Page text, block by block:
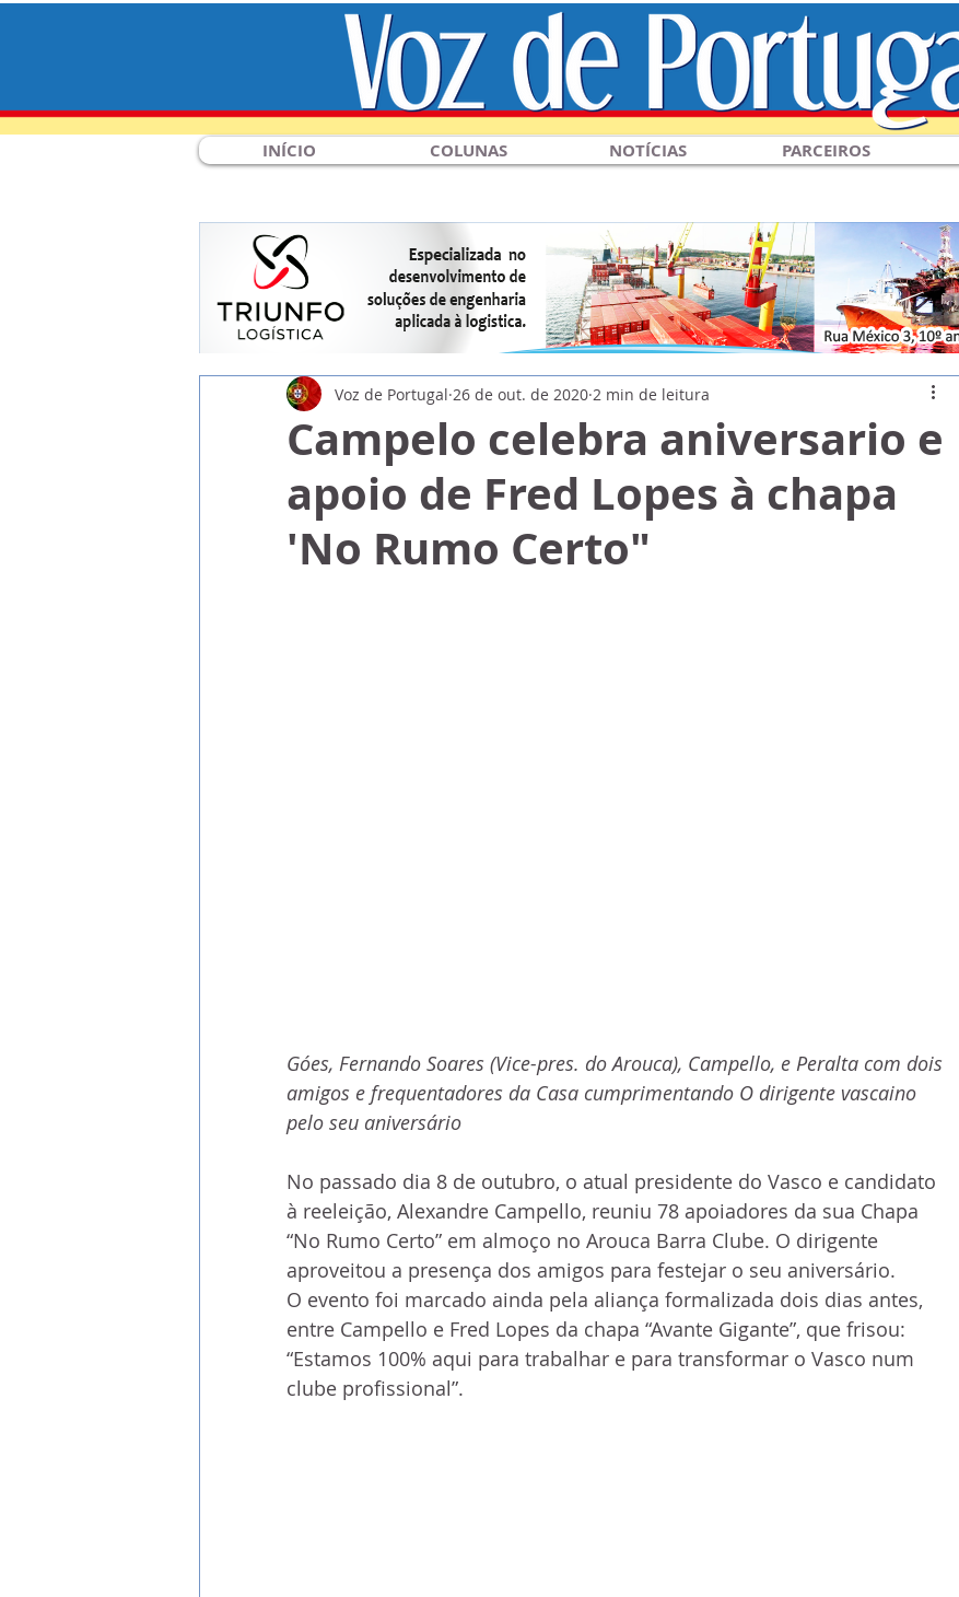
INÍCIO COLUNAS NOTÍCIAS PARCEIROS
Campelo celebra aniversario e
apoio de Fred Lopes à chapa
'No Rumo Certo"
Voz de Portugal 26 de out. de 2020 2 min de leitura
Góes, Fernando Soares (Vice-pres. do Arouca), Campello, e Peralta com dois
amigos e frequentadores da Casa cumprimentando O dirigente vascaino
pelo seu aniversário
No passado dia 8 de outubro, o atual presidente do Vasco e candidato
à reeleição, Alexandre Campello, reuniu 78 apoiadores da sua Chapa
“No Rumo Certo” em almoço no Arouca Barra Clube. O dirigente
aproveitou a presença dos amigos para festejar o seu aniversário.
O evento foi marcado ainda pela aliança formalizada dois dias antes,
entre Campello e Fred Lopes da chapa “Avante Gigante”, que frisou:
“Estamos 100% aqui para trabalhar e para transformar o Vasco num
clube profissional”.